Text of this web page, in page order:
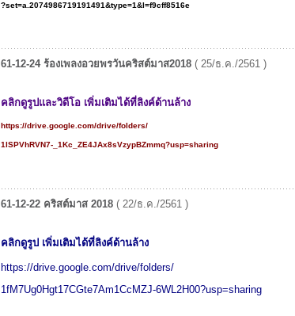
?set=a.2074986719191491&type=1&l=f9cff8516e
61-12-24 ร้องเพลงอวยพรวันคริสต์มาส2018 ( 25/ธ.ค./2561 )
คลิกดูรูปและวิดีโอ เพิ่มเติมได้ที่ลิงค์ด้านล้าง
https://drive.google.com/drive/folders/
1lSPVhRVN7-_1Kc_ZE4JAx8sVzypBZmmq?usp=sharing
61-12-22 คริสต์มาส 2018 ( 22/ธ.ค./2561 )
คลิกดูรูป เพิ่มเติมได้ที่ลิงค์ด้านล้าง
https://drive.google.com/drive/folders/
1fM7Ug0Hgt17CGte7Am1CcMZJ-6WL2H00?usp=sharing